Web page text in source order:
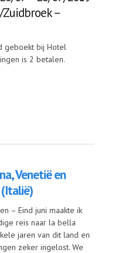
–
geboekt bij Hotel
is 2 betalen.
Venetië en
(Italië)
– Eind juni maakte ik
reis naar la bella
jaren van dit land en
zeker ingelost. We